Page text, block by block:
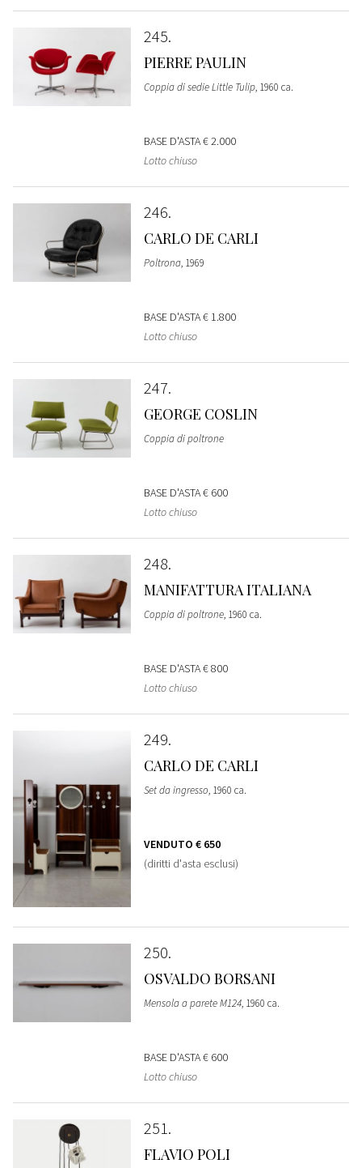
245
PIERRE PAULIN
Coppia di sedie Little Tulip, 1960 ca.
BASE D'ASTA€ 2.000
Lotto chiuso
246
CARLO DE CARLI
Poltrona, 1969
BASE D'ASTA€ 1.800
Lotto chiuso
247
GEORGE COSLIN
Coppia di poltrone
BASE D'ASTA€ 600
Lotto chiuso
248
MANIFATTURA ITALIANA
Coppia di poltrone, 1960 ca.
BASE D'ASTA€ 800
Lotto chiuso
249
CARLO DE CARLI
Set da ingresso, 1960 ca.
VENDUTO € 650
(diritti d'asta esclusi)
250
OSVALDO BORSANI
Mensola a parete M124, 1960 ca.
BASE D'ASTA€ 600
Lotto chiuso
251
FLAVIO POLI